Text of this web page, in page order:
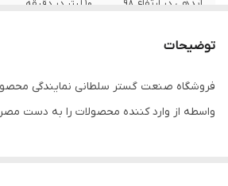
آبدهی در ارتفاع 98
10 لیتر در دقیقه
طول کابل
توضیحات
فروشگاه صنعت گستر سلطانی نمایندگی
واسطه از وارد کننده محصولات را به دست